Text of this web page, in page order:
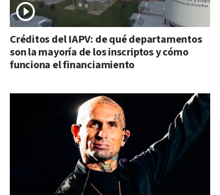
Créditos del IAPV: de qué departamentos
son la mayoría de los inscriptos y cómo
funciona el financiamiento